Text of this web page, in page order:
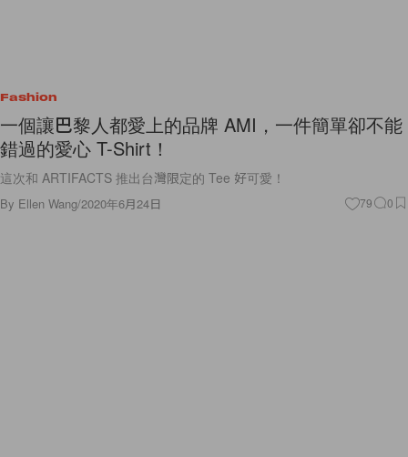
Fashion
一個讓巴黎人都愛上的品牌 AMI，一件簡單卻不能
錯過的愛心 T-Shirt！
這次和 ARTIFACTS 推出台灣限定的 Tee 好可愛！
By Ellen Wang/2020年6月24日 79 0